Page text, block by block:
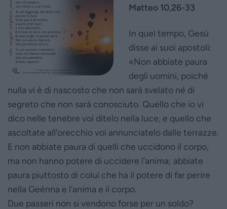
Matteo 10,26-33
In quel tempo, Gesù
disse ai suoi apostoli:
«Non abbiate paura
degli uomini, poiché
nulla vi è di nascosto che non sarà svelato né di
segreto che non sarà conosciuto. Quello che io vi
dico nelle tenebre voi ditelo nella luce, e quello che
ascoltate all’orecchio voi annunciatelo dalle terrazze.
E non abbiate paura di quelli che uccidono il corpo,
ma non hanno potere di uccidere l’anima; abbiate
paura piuttosto di colui che ha il potere di far perire
nella Geènna e l’anima e il corpo.
Due passeri non si vendono forse per un soldo?